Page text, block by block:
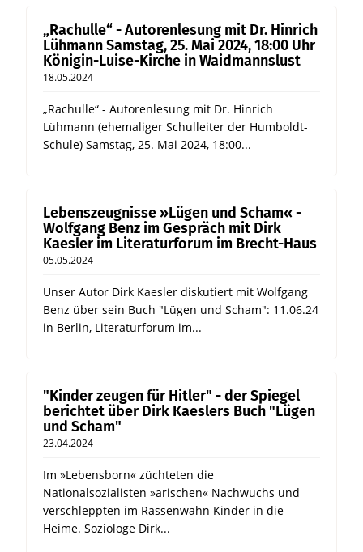
„Rachulle“ - Autorenlesung mit Dr. Hinrich
Lühmann Samstag, 25. Mai 2024, 18:00 Uhr
Königin-Luise-Kirche in Waidmannslust
18.05.2024
„Rachulle“ - Autorenlesung mit Dr. Hinrich
Lühmann (ehemaliger Schulleiter der Humboldt-
Schule) Samstag, 25. Mai 2024, 18:00...
Lebenszeugnisse »Lügen und Scham« -
Wolfgang Benz im Gespräch mit Dirk
Kaesler im Literaturforum im Brecht-Haus
05.05.2024
Unser Autor Dirk Kaesler diskutiert mit Wolfgang
Benz über sein Buch "Lügen und Scham": 11.06.24
in Berlin, Literaturforum im...
"Kinder zeugen für Hitler" - der Spiegel
berichtet über Dirk Kaeslers Buch "Lügen
und Scham"
23.04.2024
Im »Lebensborn« züchteten die
Nationalsozialisten »arischen« Nachwuchs und
verschleppten im Rassenwahn Kinder in die
Heime. Soziologe Dirk...